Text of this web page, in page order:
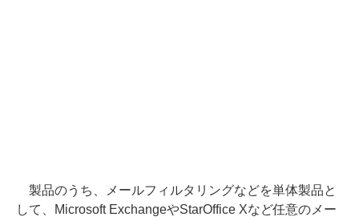
製品のうち、メールフィルタリングなどを単体製品と
して、Microsoft ExchangeやStarOffice Xなど任意のメー